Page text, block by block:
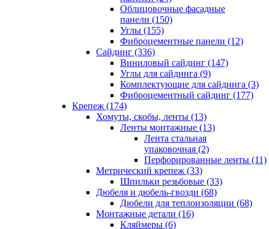
Облицовочные фасадные
панели (150)
Углы (155)
Фиброцементные панели (12)
Сайдинг (336)
Виниловый сайдинг (147)
Углы для сайдинга (9)
Комплектующие для сайдинга (3)
Фиброцементный сайдинг (177)
Крепеж (174)
Хомуты, скобы, ленты (13)
Ленты монтажные (13)
Лента стальная
упаковочная (2)
Перфорированные ленты (11)
Метрический крепеж (33)
Шпильки резьбовые (33)
Дюбеля и дюбель-гвозди (68)
Дюбели для теплоизоляции (68)
Монтажные детали (16)
Кляймеры (6)